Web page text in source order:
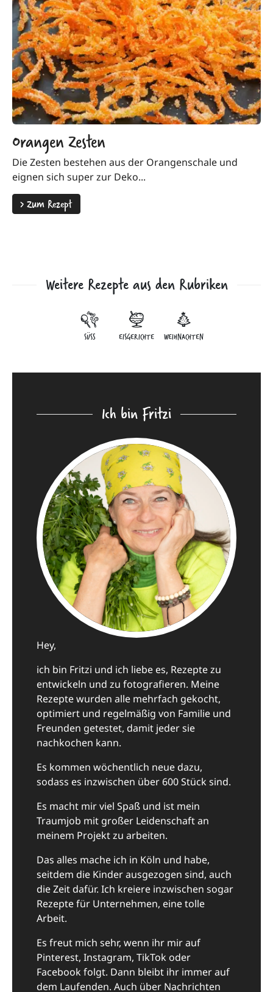
Orangen Zesten
Die Zesten bestehen aus der Orangenschale und
eignen sich super zur Deko...
>Zum Rezept
Weitere Rezepte aus den Rubriken
SÜSS EISGERICHTE WEIHNACHTEN
Ich bin Fritzi
Hey,
ich bin Fritzi und ich liebe es, Rezepte zu
entwickeln und zu fotografieren. Meine
Rezepte wurden alle mehrfach gekocht,
optimiert und regelmäßig von Familie und
Freunden getestet, damit jeder sie
nachkochen kann.
Es kommen wöchentlich neue dazu,
sodass es inzwischen über 600 Stück sind.
Es macht mir viel Spaß und ist mein
Traumjob mit großer Leidenschaft an
meinem Projekt zu arbeiten.
Das alles mache ich in Köln und habe,
seitdem die Kinder ausgezogen sind, auch
die Zeit dafür. Ich kreiere inzwischen sogar
Rezepte für Unternehmen, eine tolle
Arbeit.
Es freut mich sehr, wenn ihr mir auf
Pinterest, Instagram, TikTok oder
Facebook folgt. Dann bleibt ihr immer auf
dem Laufenden. Auch über Nachrichten